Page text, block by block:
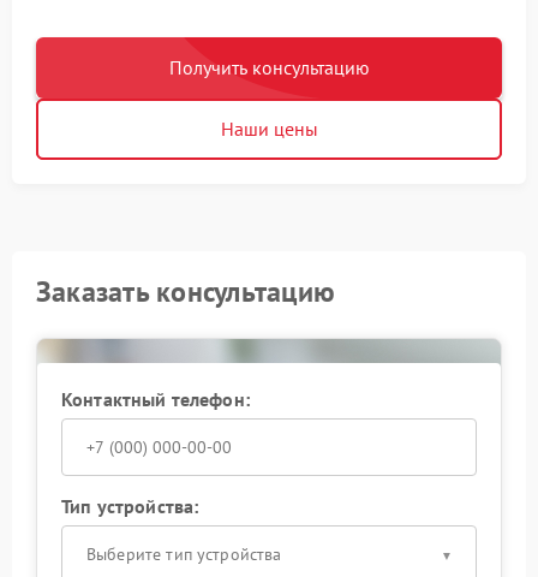
Получить консультацию
Наши цены
Заказать консультацию
Контактный телефон:
Тип устройства:
Выберите тип устройства